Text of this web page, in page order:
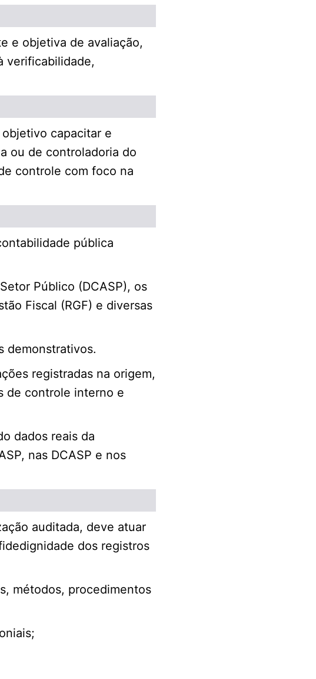
e objetiva de avaliação,
verificabilidade,
capacitar e
ou de controladoria do
controle com foco na
pública
Público (DCASP), os
Fiscal (RGF) e diversas
demonstrativos.
registradas na origem,
de controle interno e
dados reais da
nas DCASP e nos
auditada, deve atuar
dos registros
métodos, procedimentos